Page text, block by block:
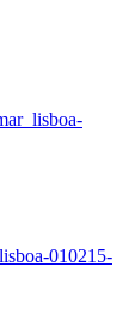
010215-